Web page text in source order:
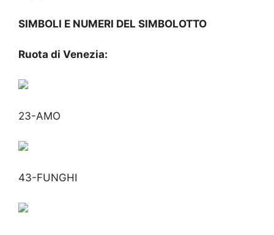
SIMBOLI E NUMERI DEL SIMBOLOTTO
Ruota di Venezia:
23-AMO
43-FUNGHI